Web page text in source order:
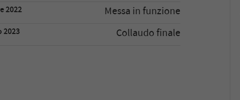
2022 Messa in funzione
2023 Collaudo finale